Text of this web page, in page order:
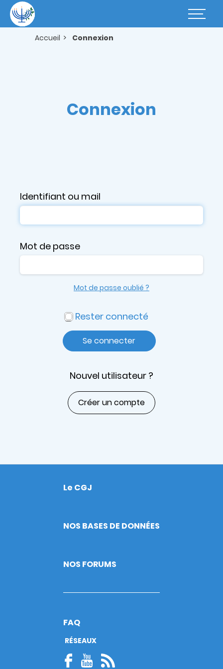
contenu
principal
Basculer
Accueil Connexion
Connexion
Identifiant ou mail
Mot de passe
Rester connecté
Se connecter
Mot de passe oublié ?
Nouvel utilisateur ?
Créer un compte
Footer
Le CGJ
NOS BASES DE DONNÉES
NOS FORUMS
FAQ
RÉSEAUX